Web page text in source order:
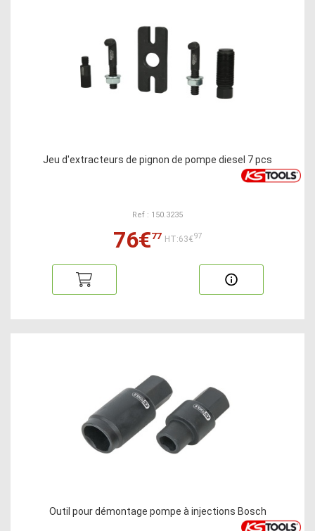
Jeu d'extracteurs de pignon de pompe diesel 7 pcs
Ref : 150.3235
76€77 HT:63€97
Outil pour démontage pompe à injections Bosch